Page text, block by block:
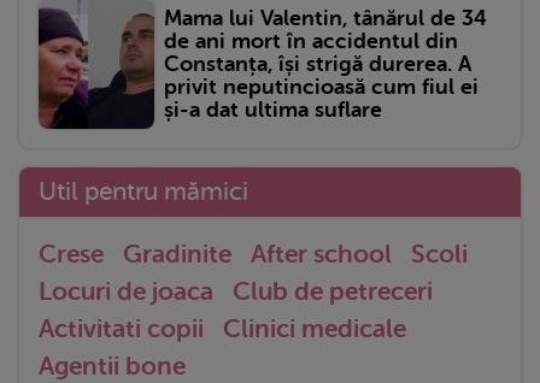
Mama lui Valentin, tânărul de 34
de ani mort în accidentul din
Constanța, își strigă durerea. A
privit neputincioasă cum fiul ei
și-a dat ultima suflare
Util pentru mămici
Crese Gradinite After school
Scoli
Locuri de joaca
Club de petreceri
Activitati copii
Clinici medicale
Agentii bone